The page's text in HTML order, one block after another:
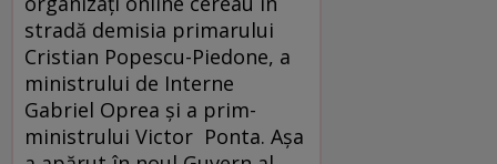
stradă demisia primarului
Cristian Popescu-Piedone, a
ministrului de Interne
Gabriel Oprea şi a prim-
ministrului Victor Ponta. Aşa